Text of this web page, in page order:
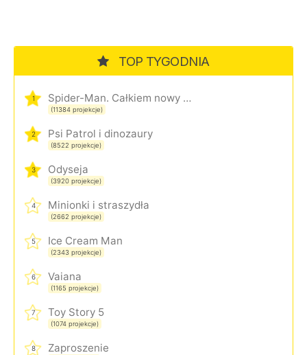
TOP TYGODNIA
1 Spider-Man. Całkiem nowy dzień
(11384 projekcje)
2 Psi Patrol i dinozaury
(8522 projekcje)
3 Odyseja
(3920 projekcje)
4 Minionki i straszydła
(2662 projekcje)
5 Ice Cream Man
(2343 projekcje)
6 Vaiana
(1165 projekcje)
7 Toy Story 5
(1074 projekcje)
8 Zaproszenie